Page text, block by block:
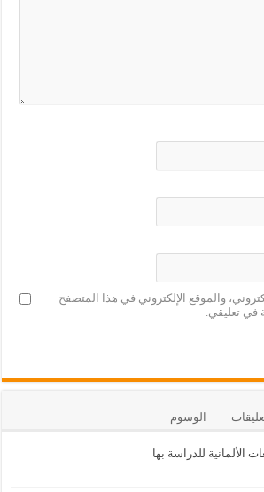
والموقع الإلكتروني في هذا المتصفح
في تعليقي.
الوسوم
الألمانية للدراسة بها